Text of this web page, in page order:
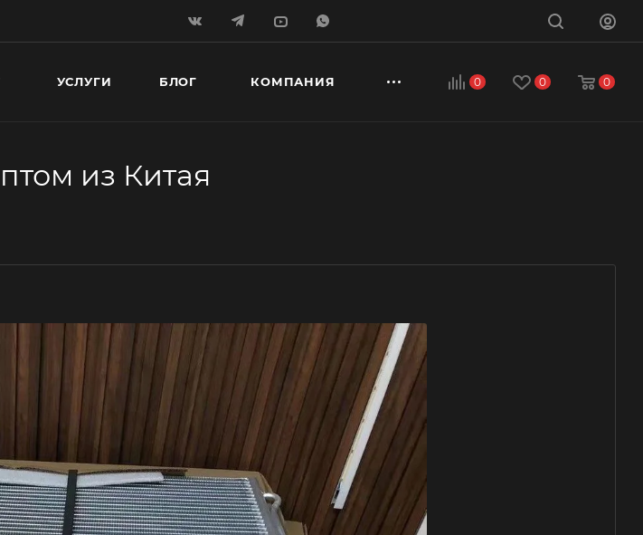
0 0 0
УСЛУГИ БЛОГ КОМПАНИЯ
из Китая